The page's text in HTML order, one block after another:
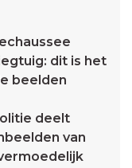
dit is het
beelden
deelt
van